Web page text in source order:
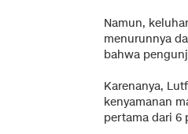
Namun,
menurunnya
bahwa
Karenanya,
kenyamanan
pertama dari 6